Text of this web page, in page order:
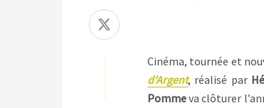
Cinéma, tournée et
d’Argent, réalisé par
Pommeva clôturer